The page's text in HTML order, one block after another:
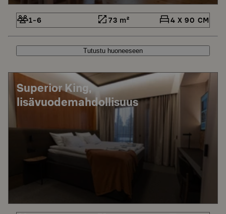
1-6 73 m² 4 X 90 CM
Tutustu huoneeseen
Superior King,
lisävuodemahdollisuus